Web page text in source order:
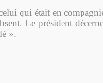
qui était en
Le président
».